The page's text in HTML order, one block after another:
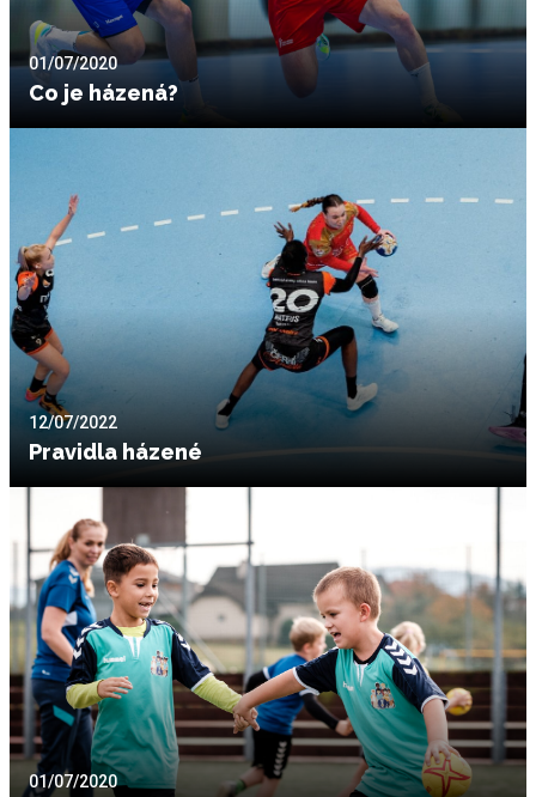
01/07/2020
Co je házená?
12/07/2022
Pravidla házené
01/07/2020